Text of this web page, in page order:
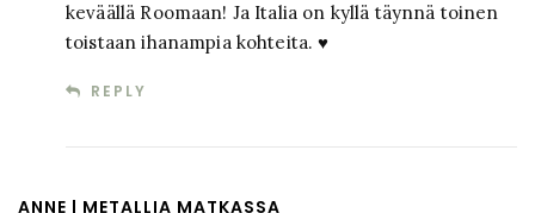
keväällä Roomaan! Ja Italia on kyllä täynnä toinen
toistaan ihanampia kohteita. ♥
REPLY
ANNE | METALLIA MATKASSA